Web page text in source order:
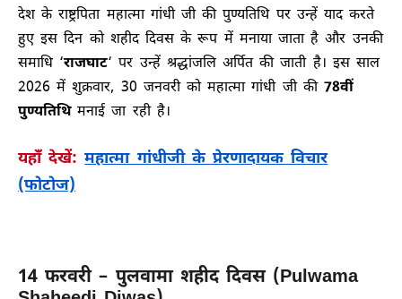
देश के राष्ट्रपिता महात्मा गांधी जी की पुण्यतिथि पर उन्हें याद करते
हुए इस दिन को शहीद दिवस के रूप में मनाया जाता है और उनकी
समाधि ‘राजघाट‘ पर उन्हें श्रद्धांजलि अर्पित की जाती है। इस साल
2026 में शुक्रवार, 30 जनवरी को महात्मा गांधी जी की78वीं
पुण्यतिथिमनाई जा रही है।
यहाँ देखें:महात्मा गांधीजी के प्रेरणादायक विचार
(फोटोज)
14 फरवरी – पुलवामा शहीद दिवस (Pulwama